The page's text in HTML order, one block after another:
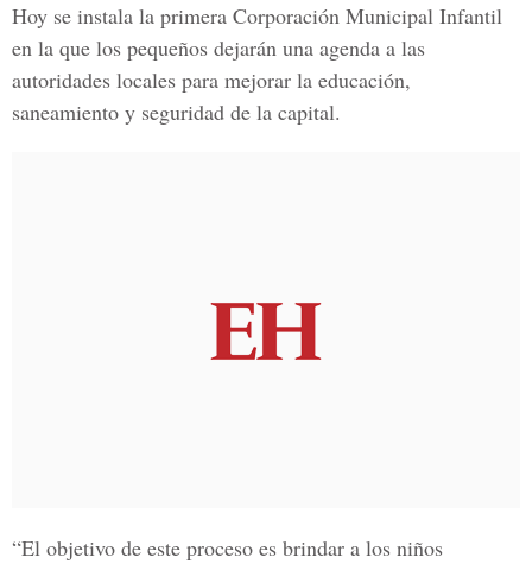
Hoy se instala la primera Corporación Municipal Infantil
en la que los pequeños dejarán una agenda a las
autoridades locales para mejorar la educación,
saneamiento y seguridad de la capital.
“El objetivo de este proceso es brindar a los niños